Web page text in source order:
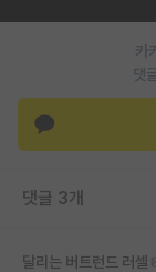
특수/전문대
학술 정보 게시
홍보 게시판
카
댓
댓글 3개
달리는 버트런드 러셀